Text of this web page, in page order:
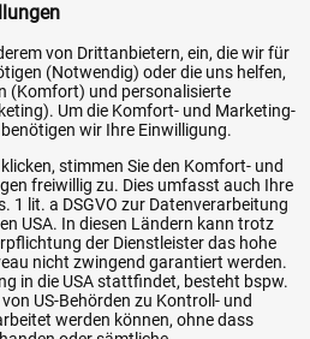
von Drittanbietern, ein, die wir für
(Notwendig) oder die uns helfen,
(Komfort) und personalisierte
Um die Komfort- und Marketing-
wir Ihre Einwilligung.
stimmen Sie den Komfort- und
freiwillig zu. Dies umfasst auch Ihre
1 lit. a DSGVO zur Datenverarbeitung
USA. In diesen Ländern kann trotz
der Dienstleister das hohe
nicht zwingend garantiert werden.
in die USA stattfindet, besteht bspw.
US-Behörden zu Kontroll- und
werden können, ohne dass